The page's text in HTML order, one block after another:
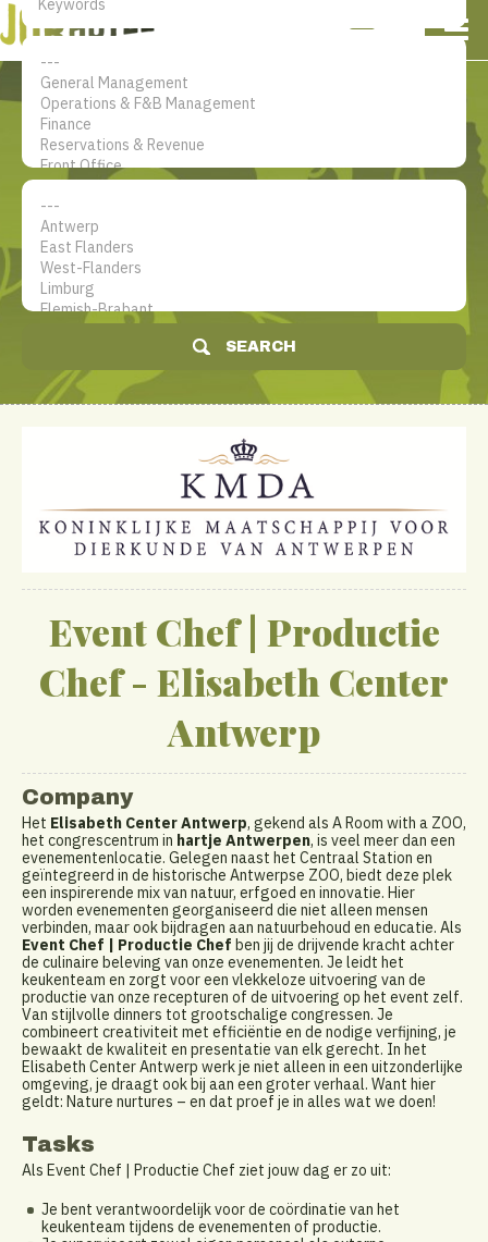
The jobsite for Hotel
professionals
SEARCH
Event Chef | Productie
Chef - Elisabeth Center
Antwerp
Company
Het Elisabeth Center Antwerp, gekend als A Room with a ZOO,
het congrescentrum in hartje Antwerpen, is veel meer dan een
evenementenlocatie. Gelegen naast het Centraal Station en
geïntegreerd in de historische Antwerpse ZOO, biedt deze plek
een inspirerende mix van natuur, erfgoed en innovatie. Hier
worden evenementen georganiseerd die niet alleen mensen
verbinden, maar ook bijdragen aan natuurbehoud en educatie. Als
Event Chef | Productie Chef ben jij de drijvende kracht achter
de culinaire beleving van onze evenementen. Je leidt het
keukenteam en zorgt voor een vlekkeloze uitvoering van de
productie van onze recepturen of de uitvoering op het event zelf.
Van stijlvolle dinners tot grootschalige congressen. Je
combineert creativiteit met efficiëntie en de nodige verfijning, je
bewaakt de kwaliteit en presentatie van elk gerecht. In het
Elisabeth Center Antwerp werk je niet alleen in een uitzonderlijke
omgeving, je draagt ook bij aan een groter verhaal. Want hier
geldt: Nature nurtures – en dat proef je in alles wat we doen!
Tasks
Als Event Chef | Productie Chef ziet jouw dag er zo uit:
Je bent verantwoordelijk voor de coördinatie van het
keukenteam tijdens de evenementen of productie.